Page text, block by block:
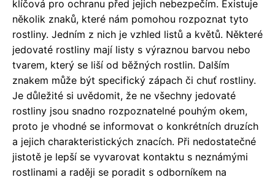
klíčová pro ochranu před jejich nebezpečím. Existuje
několik znaků, které nám pomohou rozpoznat tyto
rostliny. Jedním z nich je vzhled listů a květů. Některé
jedovaté rostliny mají listy s výraznou barvou nebo
tvarem, který se liší od běžných rostlin. Dalším
znakem může být specifický zápach či chuť rostliny.
Je důležité si uvědomit, že ne všechny jedovaté
rostliny jsou snadno rozpoznatelné pouhým okem,
proto je vhodné se informovat o konkrétních druzích
a jejich charakteristických znacích. Při nedostatečné
jistotě je lepší se vyvarovat kontaktu s neznámými
rostlinami a raději se poradit s odborníkem na